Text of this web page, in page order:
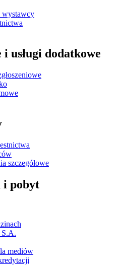
wystawcy
usługi dodatkowe
szczegółowe
i pobyt
mediów